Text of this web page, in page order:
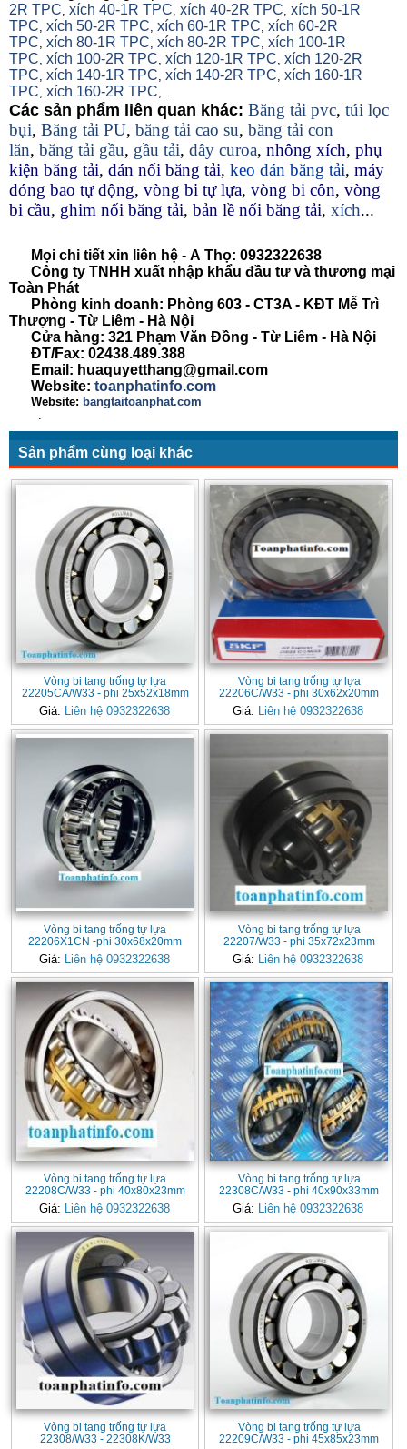
2R TPC, xích 40-1R TPC, xích 40-2R TPC, xích 50-1R
TPC, xích 50-2R TPC, xích 60-1R TPC, xích 60-2R
TPC, xích 80-1R TPC, xích 80-2R TPC, xích 100-1R
TPC, xích 100-2R TPC, xích 120-1R TPC, xích 120-2R
TPC, xích 140-1R TPC, xích 140-2R TPC, xích 160-1R
TPC, xích 160-2R TPC,...
Các sản phẩm liên quan khác: Băng tải pvc, túi lọc
bụi, Băng tải PU, băng tải cao su, băng tải con
lăn, băng tải gầu, gầu tải, dây curoa, nhông xích, phụ
kiện băng tải, dán nối băng tải, keo dán băng tải, máy
đóng bao tự động, vòng bi tự lựa, vòng bi côn, vòng
bi cầu, ghim nối băng tải, bản lề nối băng tải, xích...
Mọi chi tiết xin liên hệ - A Thọ: 0932322638
Công ty TNHH xuất nhập khẩu đầu tư và thương mại
Toàn Phát
Phòng kinh doanh: Phòng 603 - CT3A - KĐT Mễ Trì
Thượng - Từ Liêm - Hà Nội
Cửa hàng: 321 Phạm Văn Đồng - Từ Liêm - Hà Nội
ĐT/Fax: 02438.489.388
Email: huaquyetthang@gmail.com
Website: toanphatinfo.com
Website: bangtaitoanphat.com
.
Sản phẩm cùng loại khác
Vòng bi tang trống tự lựa
22205CA/W33 - phi 25x52x18mm
Giá: Liên hệ 0932322638
Vòng bi tang trống tự lựa
22206C/W33 - phi 30x62x20mm
Giá: Liên hệ 0932322638
Vòng bi tang trống tự lựa
22206X1CN -phi 30x68x20mm
Giá: Liên hệ 0932322638
Vòng bi tang trống tự lựa
22207/W33 - phi 35x72x23mm
Giá: Liên hệ 0932322638
Vòng bi tang trống tự lựa
22208C/W33 - phi 40x80x23mm
Giá: Liên hệ 0932322638
Vòng bi tang trống tự lựa
22308C/W33 - phi 40x90x33mm
Giá: Liên hệ 0932322638
Vòng bi tang trống tự lựa
22308/W33 - 22308K/W33
Vòng bi tang trống tự lựa
22209C/W33 - phi 45x85x23mm